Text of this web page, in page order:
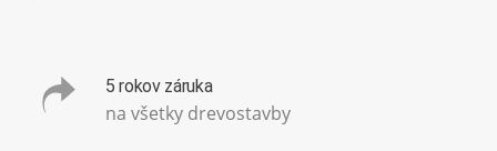
5 rokov záruka
na všetky drevostavby